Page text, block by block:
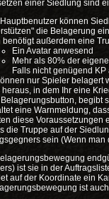
einer Siedlung sind
können
die Belagerung
benötigt außerdem eine
Ein Avatar anwesend
Mehr als 80% der
Falls nicht genügend
nur Spieler belagert
heraus, in dem Ihr eine
begibt
eine Warnmeldung,
diese Voraussetzungen
die Truppe auf der
sein (Wenn
ist sie in der
auf der Koordinate ein
ist